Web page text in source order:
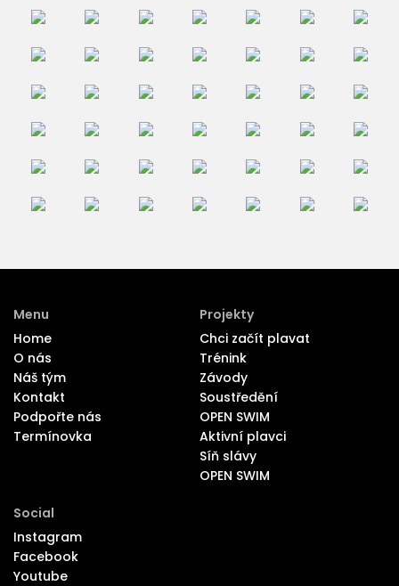
Menu
Home
O nás
Náš tým
Kontakt
Podpořte nás
Termínovka
Projekty
Chci začít plavat
Trénink
Závody
Soustředění
OPEN SWIM
Aktivní plavci
Síň slávy
OPEN SWIM
Social
Instagram
Facebook
Youtube